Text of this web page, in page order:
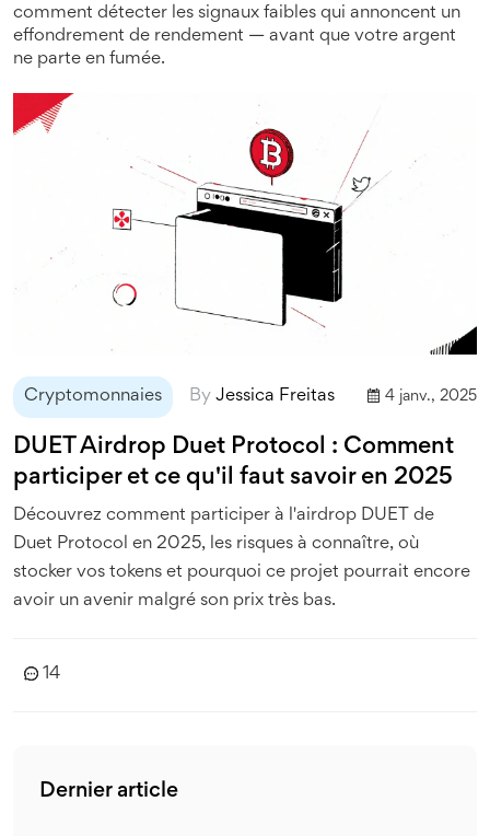
comment détecter les signaux faibles qui annoncent un
effondrement de rendement — avant que votre argent
ne parte en fumée.
Cryptomonnaies By Jessica Freitas 4 janv., 2025
DUET Airdrop Duet Protocol : Comment
participer et ce qu'il faut savoir en 2025
Découvrez comment participer à l'airdrop DUET de
Duet Protocol en 2025, les risques à connaître, où
stocker vos tokens et pourquoi ce projet pourrait encore
avoir un avenir malgré son prix très bas.
14
Dernier article